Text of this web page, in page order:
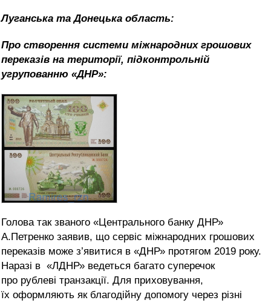
Луганська та Донецька область:
Про створення системи міжнародних грошових
переказів на території, підконтрольній
угрупованню «ДНР»:
Голова так званого «Центрального банку ДНР»
А.Петренко заявив, що сервіс міжнародних грошових
переказів може з’явитися в «ДНР» протягом 2019 року.
Наразі в «ЛДНР» ведеться багато суперечок
про рублеві транзакції. Для приховування,
їх оформляють як благодійну допомогу через різні